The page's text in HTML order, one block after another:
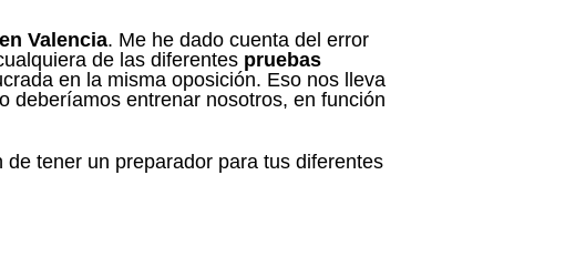
Valencia. Me he dado cuenta del error
de las diferentes pruebas
en la misma oposición. Eso nos lleva
deberíamos entrenar nosotros, en función
de tener un preparador para tus diferentes